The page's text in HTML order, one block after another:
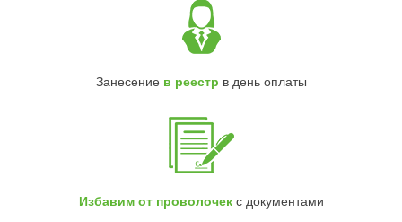
Занесение в реестр в день оплаты
Избавим от проволочекс документами